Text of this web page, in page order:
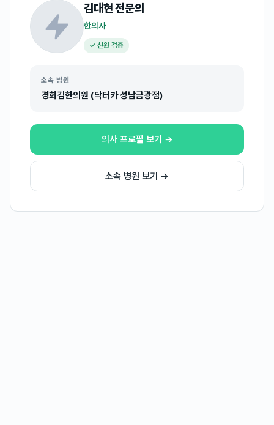
김대현전문의
한의사
✓ 신원 검증
소속 병원
경희김한의원 (닥터카 성남금광점)
의사 프로필 보기 →
소속 병원 보기 →